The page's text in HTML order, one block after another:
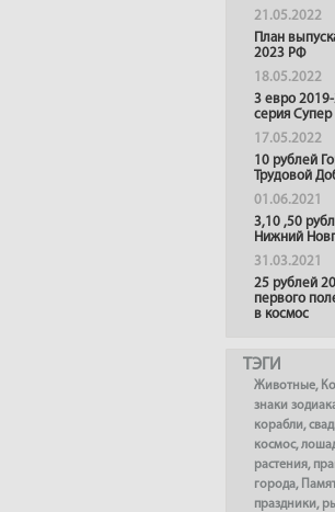
21.05.2022
План
2023 РФ
18.05.2022
3 евро
серия
17.05.2022
10 рублей
Трудовой
01.06.2021
3,10 ,50
Нижний
31.03.2021
25 рублей
первого
в космос
ТЭГИ
Животные,
знаки
корабли,
космос,
растения,
города,
праздники,